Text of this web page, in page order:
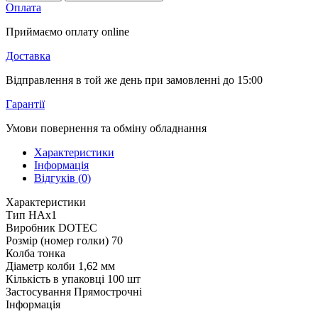
Оплата
Приймаємо оплату online
Доставка
Відправлення в той же день при замовленні до 15:00
Гарантії
Умови повернення та обміну обладнання
Характеристики
Інформація
Відгуків (0)
Характеристики
Тип HAx1
Виробник DOTEC
Розмір (номер голки) 70
Колба тонка
Діаметр колби 1,62 мм
Кількість в упаковці 100 шт
Застосування Прямострочні
Інформація